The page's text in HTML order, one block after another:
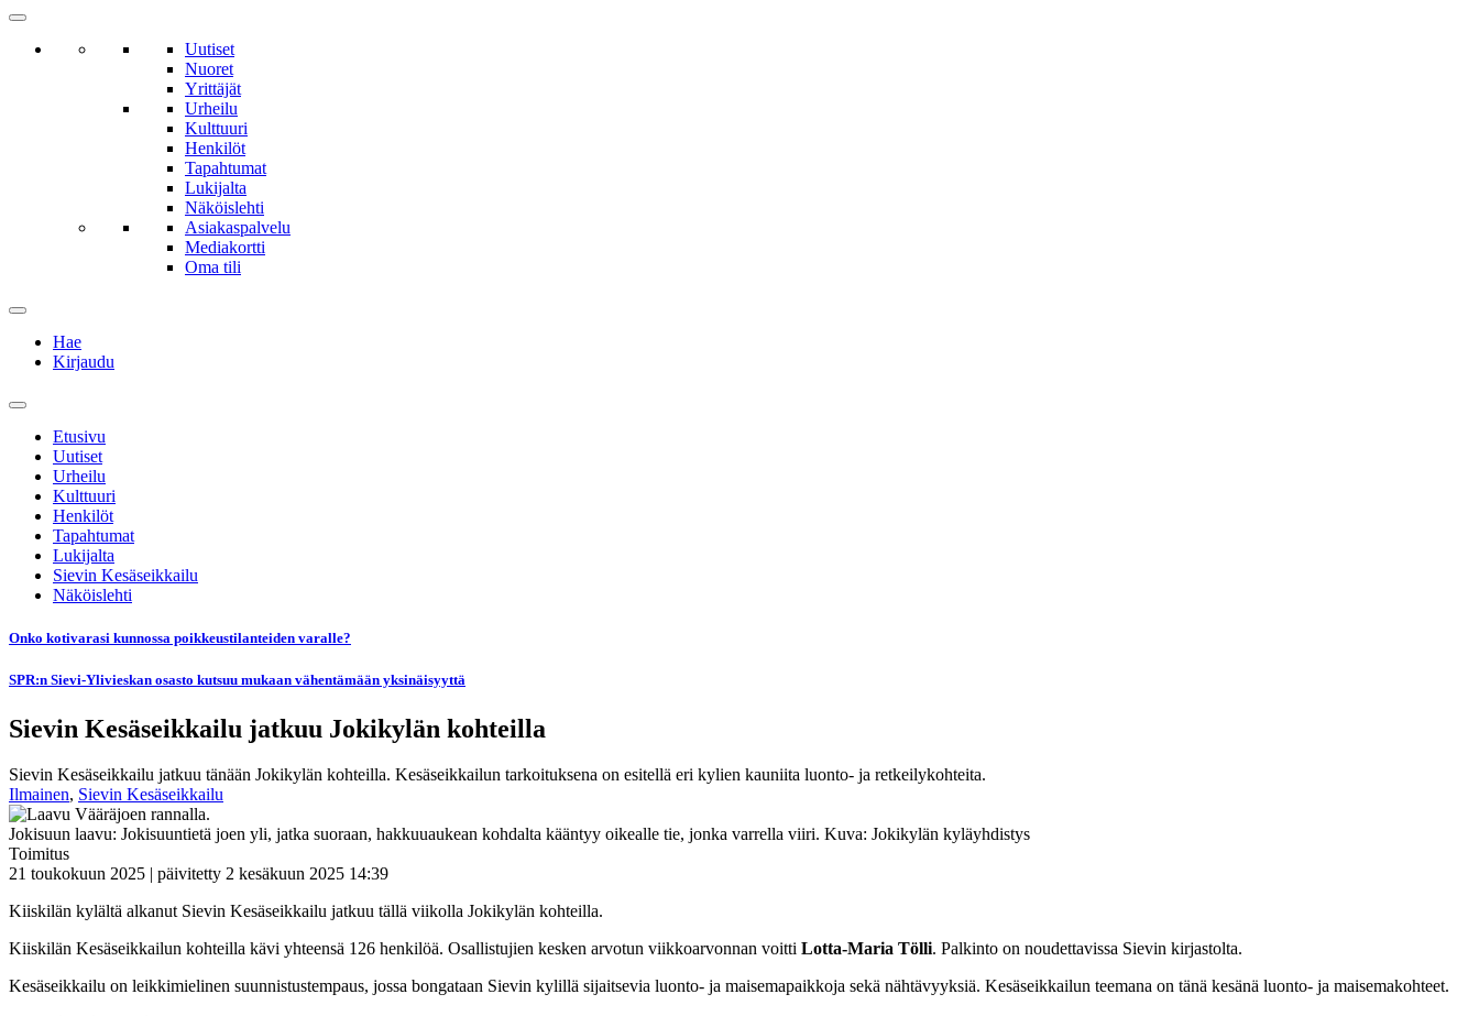
Uutiset
Nuoret
Yrittäjät
Urheilu
Kulttuuri
Henkilöt
Tapahtumat
Lukijalta
Näköislehti
Asiakaspalvelu
Mediakortti
Oma tili
Hae
Kirjaudu
Etusivu
Uutiset
Urheilu
Kulttuuri
Henkilöt
Tapahtumat
Lukijalta
Sievin Kesäseikkailu
Näköislehti
Onko kotivarasi kunnossa poikkeustilanteiden varalle?
SPR:n Sievi-Ylivieskan osasto kutsuu mukaan vähentämään yksinäisyyttä
Sievin Kesäseikkailu jatkuu Jokikylän kohteilla
Sievin Kesäseikkailu jatkuu tänään Jokikylän kohteilla. Kesäseikkailun tarkoituksena on esitellä eri kylien kauniita luonto- ja retkeilykohteita.
Ilmainen, Sievin Kesäseikkailu
Jokisuun laavu: Jokisuuntietä joen yli, jatka suoraan, hakkuuaukean kohdalta kääntyy oikealle tie, jonka varrella viiri. Kuva: Jokikylän kyläyhdistys
Toimitus
21 toukokuun 2025 | päivitetty 2 kesäkuun 2025 14:39
Kiiskilän kylältä alkanut Sievin Kesäseikkailu jatkuu tällä viikolla Jokikylän kohteilla.
Kiiskilän Kesäseikkailun kohteilla kävi yhteensä 126 henkilöä. Osallistujien kesken arvotun viikkoarvonnan voitti Lotta-Maria Tölli. Palkinto on noudettavissa Sievin kirjastolta.
Kesäseikkailu on leikkimielinen suunnistustempaus, jossa bongataan Sievin kylillä sijaitsevia luonto- ja maisemapaikkoja sekä nähtävyyksiä. Kesäseikkailun teemana on tänä kesänä luonto- ja maisemakohteet.